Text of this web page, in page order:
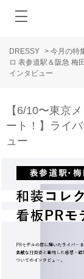
DRESSY > 今月の特
ロ 表参道駅＆阪急 梅
インタビュー
【6/10〜東京
ート！】ライ
ュー